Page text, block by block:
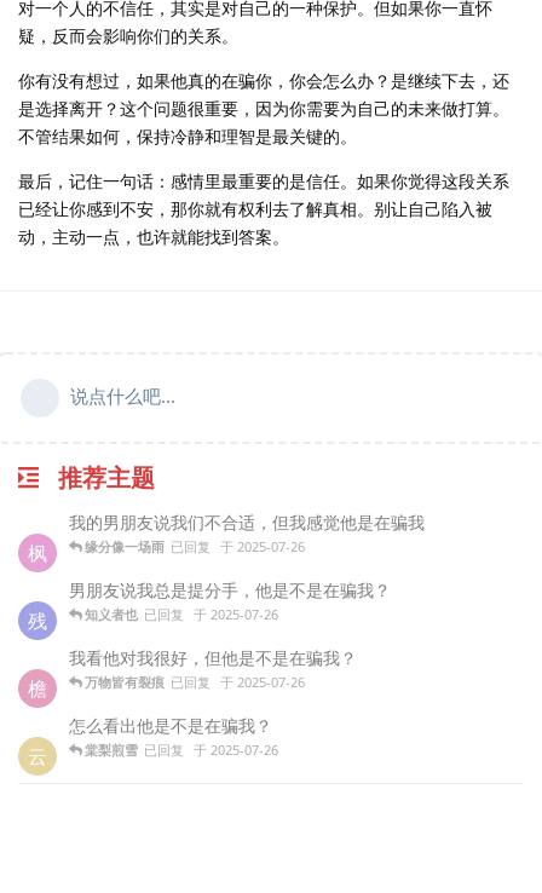
对一个人的不信任，其实是对自己的一种保护。但如果你一直怀
疑，反而会影响你们的关系。
你有没有想过，如果他真的在骗你，你会怎么办？是继续下去，还
是选择离开？这个问题很重要，因为你需要为自己的未来做打算。
不管结果如何，保持冷静和理智是最关键的。
最后，记住一句话：感情里最重要的是信任。如果你觉得这段关系
已经让你感到不安，那你就有权利去了解真相。别让自己陷入被
动，主动一点，也许就能找到答案。
说点什么吧...
推荐主题
枫
我的男朋友说我们不合适，但我感觉他是在骗我
缘分像一场雨 已回复 于 2025-07-26
残
男朋友说我总是提分手，他是不是在骗我？
知义者也 已回复 于 2025-07-26
檐
我看他对我很好，但他是不是在骗我？
万物皆有裂痕 已回复 于 2025-07-26
云
怎么看出他是不是在骗我？
棠梨煎雪 已回复 于 2025-07-26